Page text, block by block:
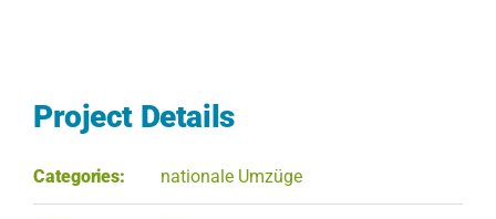
Project Details
Categories: nationale Umzüge